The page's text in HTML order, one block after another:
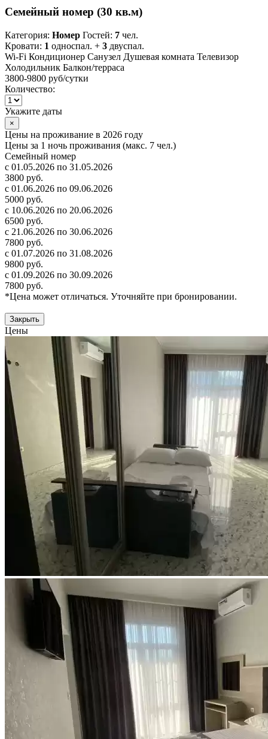
Семейный номер (30 кв.м)
Категория: Номер Гостей: 7 чел.
Кровати: 1 односпал. + 3 двуспал.
Wi-Fi Кондиционер Санузел Душевая комната Телевизор
Холодильник Балкон/терраса
3800-9800 руб/сутки
Количество:
Укажите даты
×
Цены на проживание в 2026 году
Цены за 1 ночь проживания (макс. 7 чел.)
Семейный номер
с 01.05.2026 по 31.05.2026
3800 руб.
с 01.06.2026 по 09.06.2026
5000 руб.
с 10.06.2026 по 20.06.2026
6500 руб.
с 21.06.2026 по 30.06.2026
7800 руб.
с 01.07.2026 по 31.08.2026
9800 руб.
с 01.09.2026 по 30.09.2026
7800 руб.
*Цена может отличаться. Уточняйте при бронировании.
Закрыть
Цены